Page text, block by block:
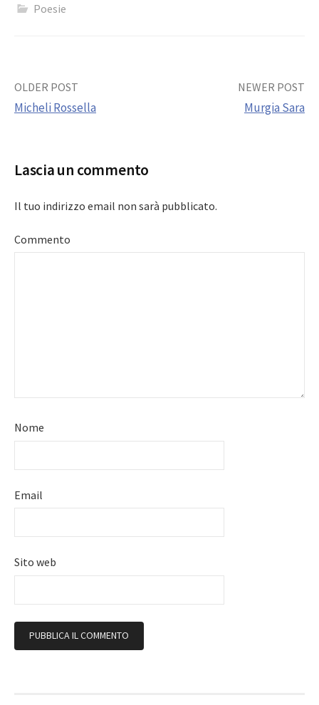
Poesie
Post
OLDER POST
Micheli Rossella
NEWER POST
Murgia Sara
Lascia un commento
Il tuo indirizzo email non sarà pubblicato.
Commento
Nome
Email
Sito web